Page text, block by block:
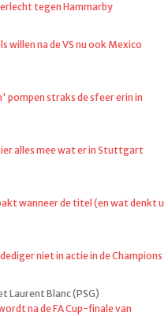
tegen Hammarby
willen na de VS nu ook Mexico
pompen straks de sfeer erin in
alles mee wat er in Stuttgart
wanneer de titel (en wat denkt u
niet in actie in de Champions
Laurent Blanc (PSG)
na de FA Cup-finale van